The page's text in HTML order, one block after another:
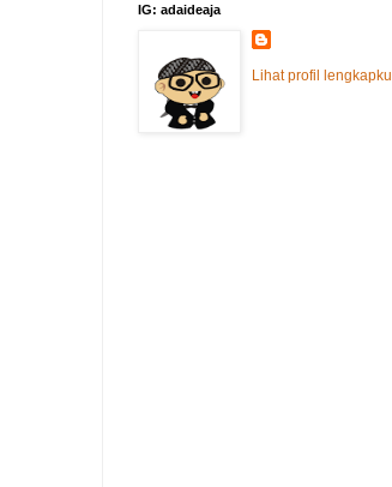
IG: adaideaja
Lihat profil lengkapku